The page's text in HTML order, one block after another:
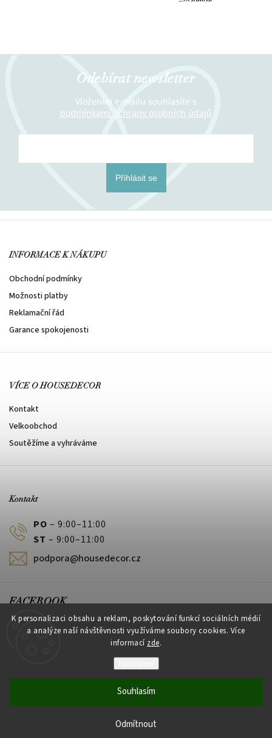
K personalizaci obsahu a reklam, poskytování funkcí sociálních médií
a analýze naší návštěvnosti využíváme soubory cookies. Více
informací zde.
Odmítnout
Souhlasím
Odebírat newsletter
Vložením e-mailu souhlasíte s
podmínkami ochrany osobních údajů
Přihlásit se
INFORMACE K NÁKUPU
Obchodní podmínky
Možnosti platby
Reklamační řád
Garance spokojenosti
VÍCE O HOUSEDECOR
Kontakt
Velkoobchod
Soutěžíme a vyhráváme
Kontakt
PO – 9:00–11:00
ST – 9:00–11:00
podpora@housedecor.cz
FACEBOOK
Vytvořil Shoptet